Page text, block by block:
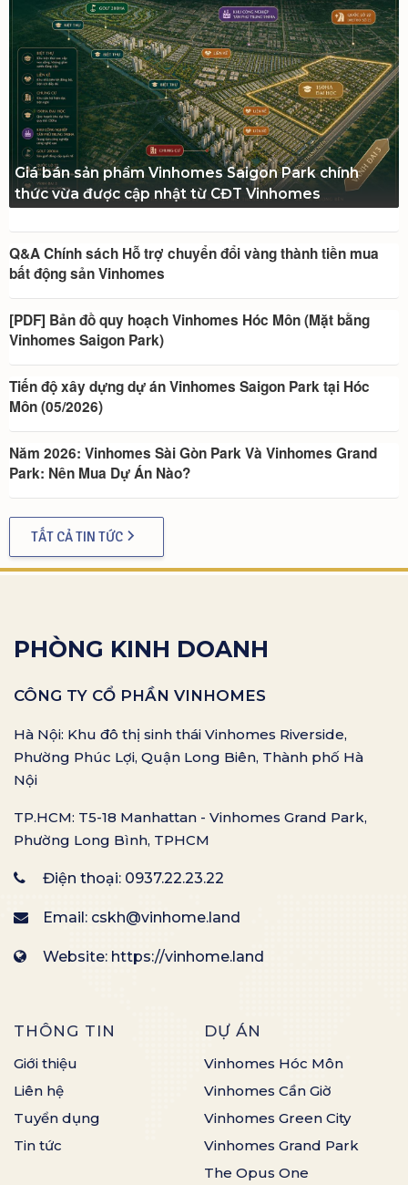
Giá bán sản phẩm Vinhomes Saigon Park chính
thức vừa được cập nhật từ CĐT Vinhomes
Q&A Chính sách Hỗ trợ chuyển đổi vàng thành tiền mua
bất động sản Vinhomes
[PDF] Bản đồ quy hoạch Vinhomes Hóc Môn (Mặt bằng
Vinhomes Saigon Park)
Tiến độ xây dựng dự án Vinhomes Saigon Park tại Hóc
Môn (05/2026)
Năm 2026: Vinhomes Sài Gòn Park Và Vinhomes Grand
Park: Nên Mua Dự Án Nào?
TẤT CẢ TIN TỨC
PHÒNG KINH DOANH
CÔNG TY CỔ PHẦN VINHOMES
Hà Nội: Khu đô thị sinh thái Vinhomes Riverside,
Phường Phúc Lợi, Quận Long Biên, Thành phố Hà
Nội
TP.HCM: T5-18 Manhattan - Vinhomes Grand Park,
Phường Long Bình, TPHCM
Điện thoại: 0937.22.23.22
Email: cskh@vinhome.land
Website: https://vinhome.land
THÔNG TIN
Giới thiệu
Liên hệ
Tuyển dụng
Tin tức
DỰ ÁN
Vinhomes Hóc Môn
Vinhomes Cần Giờ
Vinhomes Green City
Vinhomes Grand Park
The Opus One